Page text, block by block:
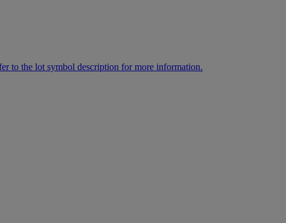
to the lot symbol description for more information.